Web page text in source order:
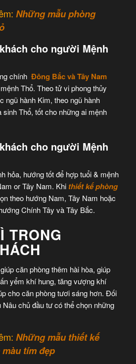
Những mẫu phòng
cho người Mệnh
chính Đông Bắc và Tây Nam
Thổ. Theo tử vi phong thủy
ngũ hành Kim, theo ngũ hành
Thổ, tốt cho những ai mệnh
cho người Mệnh
hỏa, hướng tốt để hợp tuổi & mệnh
or Tây Nam. Khi thiết kế phòng
theo hướng Nam, Tây Nam hoặc
Chính Tây và Tây Bắc.
TRONG
căn phòng thêm hài hòa, giúp
yểm khí hung, tăng vượng khí
cho căn phòng tươi sáng hơn. Đối
chủ đầu tư có thể chọn những
Những mẫu thiết kế
tím đẹp